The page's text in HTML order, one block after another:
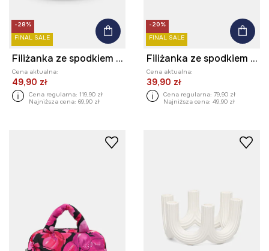
-28%
FINAL SALE
Filiżanka ze spodkiem ceramiczna
Cena aktualna:
49,90 zł
Cena regularna: 119,90 zł
Najniższa cena: 69,90 zł
-20%
FINAL SALE
Filiżanka ze spodkiem ceramiczna
Cena aktualna:
39,90 zł
Cena regularna: 79,90 zł
Najniższa cena: 49,90 zł